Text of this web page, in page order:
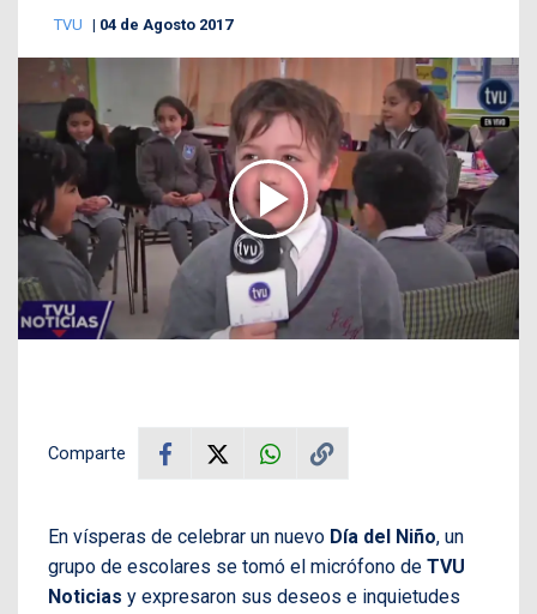
TVU 04 de Agosto 2017
Comparte
En vísperas de celebrar un nuevo Día del Niño, un
grupo de escolares se tomó el micrófono de TVU
Noticias y expresaron sus deseos e inquietudes